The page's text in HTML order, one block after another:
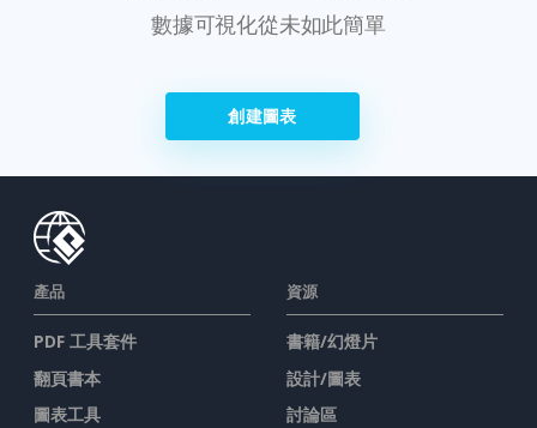
數據可視化從未如此簡單
創建圖表
產品
PDF 工具套件
翻頁書本
圖表工具
資源
書籍/幻燈片
設計/圖表
討論區